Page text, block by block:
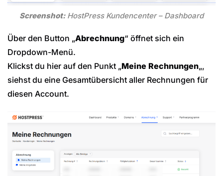
Screenshot:HostPress Kundencenter – Dashboard
Über den Button „Abrechnung“ öffnet sich ein
Dropdown-Menü.
Klickst du hier auf den Punkt „Meine Rechnungen„,
siehst du eine Gesamtübersicht aller Rechnungen für
diesen Account.